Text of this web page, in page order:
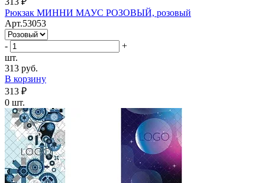
Рюкзак МИННИ МАУС РОЗОВЫЙ, розовый
Арт.53053
-
+
шт.
313 руб.
В корзину
313 ₽
0 шт.